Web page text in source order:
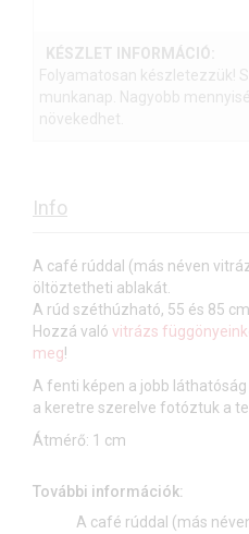
KÉSZLET INFORMÁCIÓ:
Folyamatosan készletezzük!
munkanap. Nagyobb
növekedhet.
Info
A café rúddal (más néven
öltöztetheti ablakát.
A rúd széthúzható, 55 és 85
Hozzá való vitrázs
meg!
A fenti képen a jobb
a keretre szerelve fotóztuk a
Átmérő: 1 cm
További információk:
A café rúddal (más